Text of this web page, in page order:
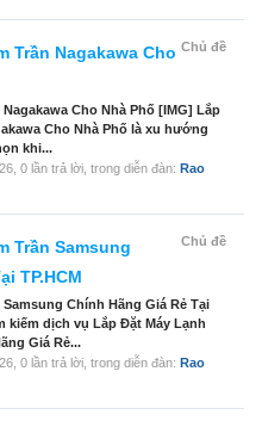
Chủ đề
Trần Nagakawa Cho
Cho Nhà Phố [IMG] Lắp
Cho Nhà Phố là xu hướng
khi...
, 0 lần trả lời, trong diễn đàn: Rao
Chủ đề
Trần Samsung
TP.HCM
Chính Hãng Giá Rẻ Tại
kiếm dịch vụ Lắp Đặt Máy Lạnh
Giá Rẻ...
, 0 lần trả lời, trong diễn đàn: Rao